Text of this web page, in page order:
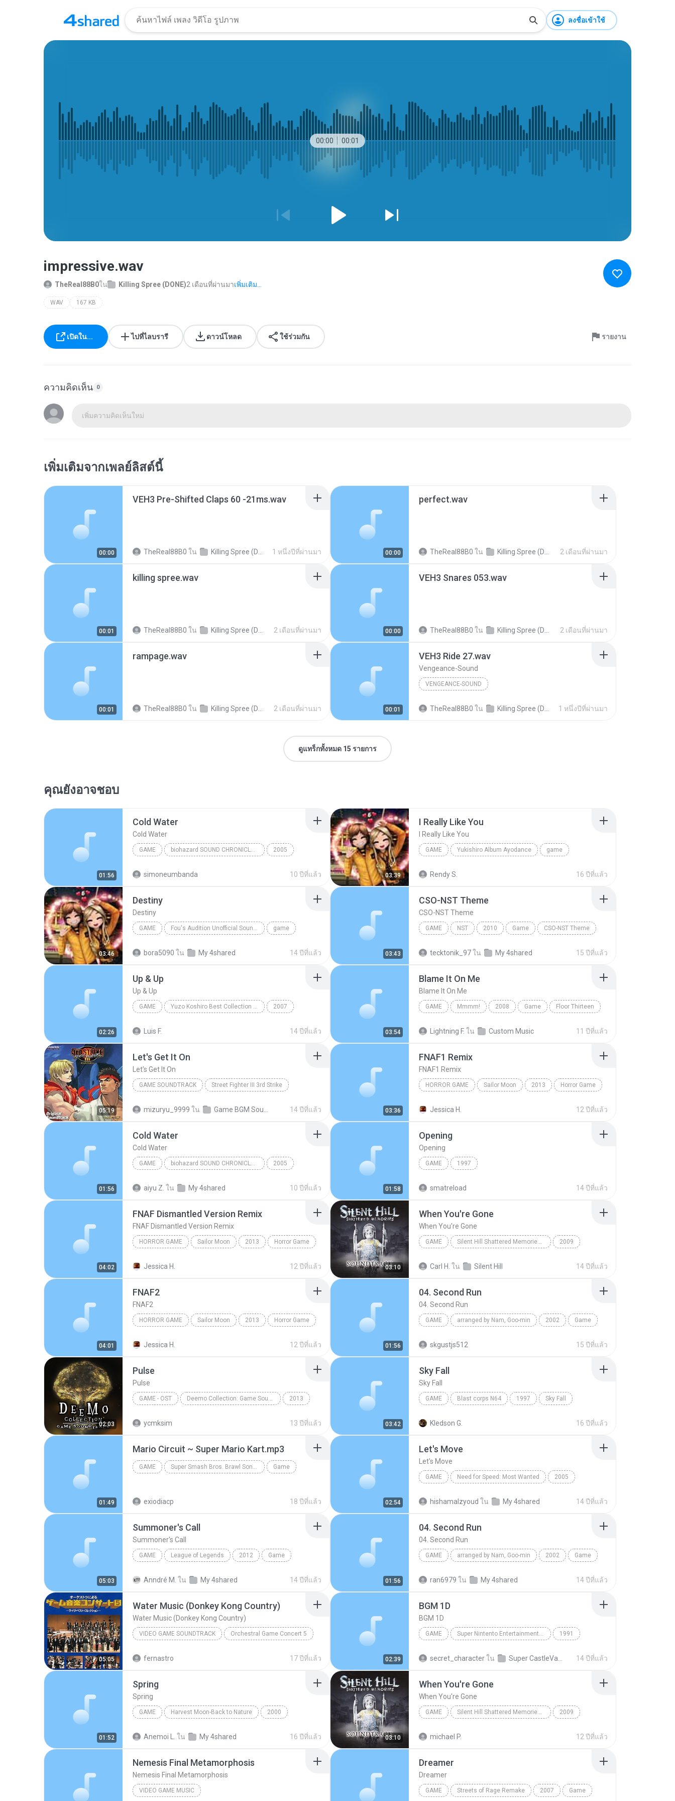
ลงชื่อเข้าใช้
00:00 00:01
impressive.wav
TheReal88B0ใน Killing Spree (DONE)2 เดือนที่ผ่านมาเพิ่มเติม...
WAV 167 KB
เปิดใน... ไปที่ไลบรารี ดาวน์โหลด ใช้ร่วมกัน รายงาน
ความคิดเห็น 0
เพิ่มความคิดเห็นใหม่
เพิ่มเติมจากเพลย์ลิสต์นี้
00:00
VEH3 Pre-Shifted Claps 60 -21ms.wav
TheReal88B0 ใน Killing Spree (DONE) 1 หนึ่งปีที่ผ่านมา 00:00
perfect.wav
TheReal88B0 ใน Killing Spree (DONE) 2 เดือนที่ผ่านมา
00:01
killing spree.wav
TheReal88B0 ใน Killing Spree (DONE) 2 เดือนที่ผ่านมา 00:00
VEH3 Snares 053.wav
TheReal88B0 ใน Killing Spree (DONE) 2 เดือนที่ผ่านมา
00:01
rampage.wav
TheReal88B0 ใน Killing Spree (DONE) 2 เดือนที่ผ่านมา 00:01
VEH3 Ride 27.wav
Vengeance-Sound
VENGEANCE-SOUND
TheReal88B0 ใน Killing Spree (DONE) 1 หนึ่งปีที่ผ่านมา
ดูแทร็กทั้งหมด 15 รายการ
คุณยังอาจชอบ
01:56
Cold Water
Cold Water
GAME biohazard SOUND CHRONICLE BEST TRACK BOX (DISC 04 : biohazard Best Track Collection) 2005
simoneumbanda 10 ปีที่แล้ว 03:39
I Really Like You
I Really Like You
GAME Yukishiro Album Ayodance game
Rendy S. 16 ปีที่แล้ว
03:46
Destiny
Destiny
GAME Fou's Audition Unofficial Soundtracks game
bora5090 ใน My 4shared 14 ปีที่แล้ว 03:43
CSO-NST Theme
CSO-NST Theme
GAME NST 2010 Game CSO-NST Theme
tecktonik_97ใน My 4shared 15 ปีที่แล้ว
02:26
Up & Up
Up & Up
GAME Yuzo Koshiro Best Collection Vol. 2 (Disc 1) 2007
Luis F. 14 ปีที่แล้ว 03:54
Blame It On Me
Blame It On Me
GAME Mmmm! 2008 Game Floor Thirteen
Lightning F. ใน Custom Music 11 ปีที่แล้ว
05:19
Let's Get It On
Let's Get It On
GAME SOUNDTRACK Street Fighter III 3rd Strike
mizuryu_9999 ใน 14 ปีที่แล้ว 03:36
FNAF1 Remix
FNAF1 Remix
HORROR GAME Sailor Moon 2013 Horror Game
Jessica H. 12 ปีที่แล้ว
01:56
Cold Water
Cold Water
GAME biohazard SOUND CHRONICLE BEST TRACK BOX (DISC 04 : biohazard Best Track Collection) 2005
aiyu Z. ใน My 4shared 10 ปีที่แล้ว 01:58
Opening
Opening
GAME 1997
smatreload 14 ปีที่แล้ว
04:02
FNAF Dismantled Version Remix
FNAF Dismantled Version Remix
HORROR GAME Sailor Moon 2013 Horror Game
Jessica H. 12 ปีที่แล้ว 03:10
When You're Gone
When You're Gone
GAME Silent Hill Shattered Memories Soundtrack 2009
Carl H. ใน Silent Hill 14 ปีที่แล้ว
04:01
FNAF2
FNAF2
HORROR GAME Sailor Moon 2013 Horror Game
Jessica H. 12 ปีที่แล้ว 01:56
04. Second Run
04. Second Run
GAME arranged by Nam, Goo-min 2002 Game
skgustjs512 15 ปีที่แล้ว
02:03
Pulse
Pulse
GAME - OST Deemo Collection: Game Soundtrack 2013
ycmksim 13 ปีที่แล้ว 03:42
Sky Fall
Sky Fall
GAME Blast corps N64 1997 Sky Fall
Kledson G. 16 ปีที่แล้ว
01:49
Mario Circuit ~ Super Mario Kart.mp3
GAME Super Smash Bros. Brawl Songs Game
exiodiacp 18 ปีที่แล้ว 02:54
Let's Move
Let's Move
GAME Need for Speed: Most Wanted 2005
hishamalzyoud ใน My 4shared 14 ปีที่แล้ว
05:03
Summoner's Call
Summoner's Call
GAME League of Legends 2012 Game
Anndré M. ใน My 4shared 14 ปีที่แล้ว 01:56
04. Second Run
04. Second Run
GAME arranged by Nam, Goo-min 2002 Game
ran6979 ใน My 4shared 14 ปีที่แล้ว
05:05
Water Music (Donkey Kong Country)
Water Music (Donkey Kong Country)
VIDEO GAME SOUNDTRACK Orchestral Game Concert 5
fernastro 17 ปีที่แล้ว 02:39
BGM 1D
BGM 1D
GAME Super Nintento Entertainment System 1991
secret_characterใน 14 ปีที่แล้ว
01:52
Spring
Spring
GAME Harvest Moon-Back to Nature 2000
Anemoi L. ใน My 4shared 16 ปีที่แล้ว 03:10
When You're Gone
When You're Gone
GAME Silent Hill Shattered Memories Soundtrack 2009
michael P. 12 ปีที่แล้ว
Nemesis Final Metamorphosis
Nemesis Final Metamorphosis
VIDEO GAME MUSIC
Dreamer
Dreamer
GAME Streets of Rage Remake 2007 Game